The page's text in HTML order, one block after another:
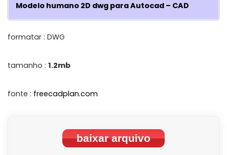
Modelo humano 2D dwg para Autocad – CAD
formatar : DWG
tamanho : 1.2mb
fonte : freecadplan.com
baixar arquivo